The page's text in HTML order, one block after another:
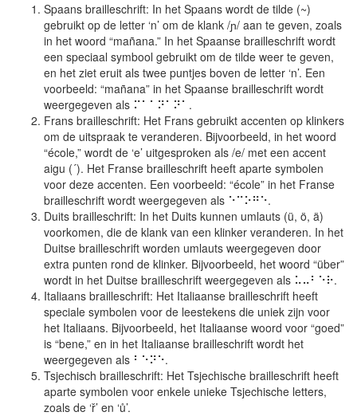
Spaans brailleschrift: In het Spaans wordt de tilde (~)
gebruikt op de letter ‘n’ om de klank /ɲ/ aan te geven, zoals
in het woord “mañana.” In het Spaanse brailleschrift wordt
een speciaal symbool gebruikt om de tilde weer te geven,
en het ziet eruit als twee puntjes boven de letter ‘n’. Een
voorbeeld: “mañana” in het Spaanse brailleschrift wordt
weergegeven als ⠍⠁⠁⠝⠁⠝⠁.
Frans brailleschrift: Het Frans gebruikt accenten op klinkers
om de uitspraak te veranderen. Bijvoorbeeld, in het woord
“école,” wordt de ‘e’ uitgesproken als /e/ met een accent
aigu (´). Het Franse brailleschrift heeft aparte symbolen
voor deze accenten. Een voorbeeld: “école” in het Franse
brailleschrift wordt weergegeven als ⠑⠉⠕⠛⠑.
Duits brailleschrift: In het Duits kunnen umlauts (ü, ö, ä)
voorkomen, die de klank van een klinker veranderen. In het
Duitse brailleschrift worden umlauts weergegeven door
extra punten rond de klinker. Bijvoorbeeld, het woord “über”
wordt in het Duitse brailleschrift weergegeven als ⠥⠤⠃⠑⠗.
Italiaans brailleschrift: Het Italiaanse brailleschrift heeft
speciale symbolen voor de leestekens die uniek zijn voor
het Italiaans. Bijvoorbeeld, het Italiaanse woord voor “goed”
is “bene,” en in het Italiaanse brailleschrift wordt het
weergegeven als ⠃⠑⠝⠑.
Tsjechisch brailleschrift: Het Tsjechische brailleschrift heeft
aparte symbolen voor enkele unieke Tsjechische letters,
zoals de ‘ř’ en ‘ů’.